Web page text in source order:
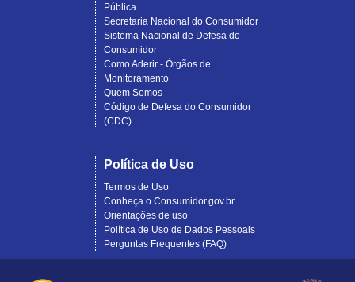
Pública
Secretaria Nacional do Consumidor
Sistema Nacional de Defesa do
Consumidor
Como Aderir - Órgãos de
Monitoramento
Quem Somos
Código de Defesa do Consumidor
(CDC)
Política de Uso
Termos de Uso
Conheça o Consumidor.gov.br
Orientações de uso
Política de Uso de Dados Pessoais
Perguntas Frequentes (FAQ)